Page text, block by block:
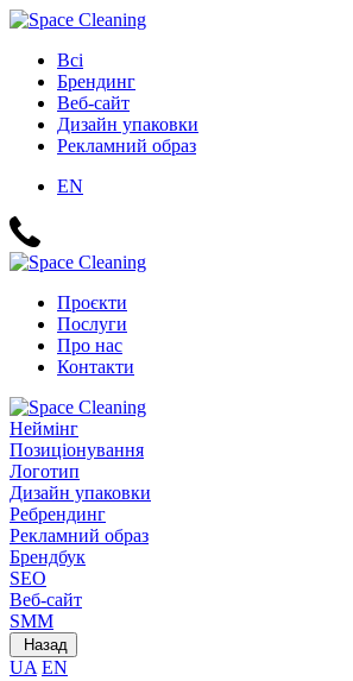
Всі
Брендинг
Веб-сайт
Дизайн упаковки
Рекламний образ
EN
Проєкти
Послуги
Про нас
Контакти
Неймінг
Позиціонування
Логотип
Дизайн упаковки
Ребрендинг
Рекламний образ
Брендбук
SEO
Веб-сайт
SMM
Назад
UA EN